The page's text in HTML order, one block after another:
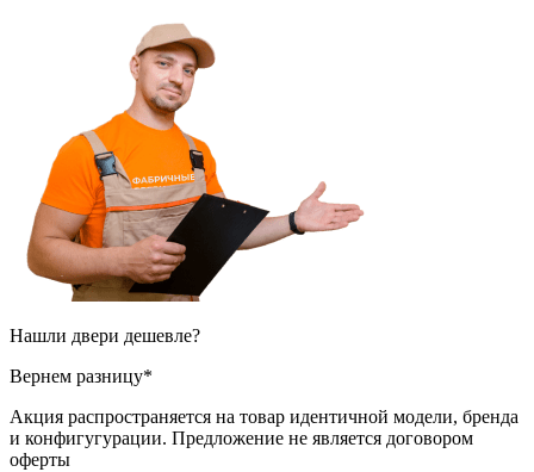
Нашли двери дешевле?
Вернем разницу*
Акция распространяется на товар идентичной модели, бренда
и конфигугурации. Предложение не является договором
оферты